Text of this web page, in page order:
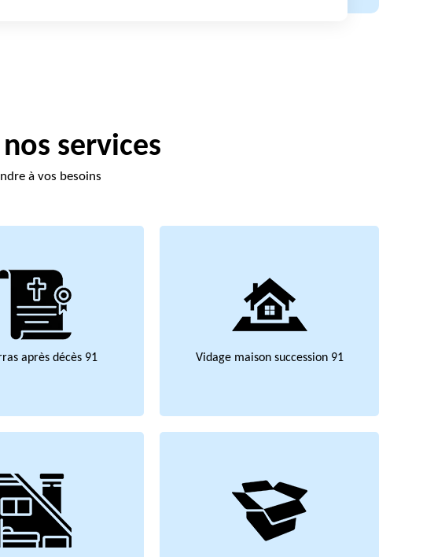
services
à vos besoins
après décès 91 Vidage maison succession 91